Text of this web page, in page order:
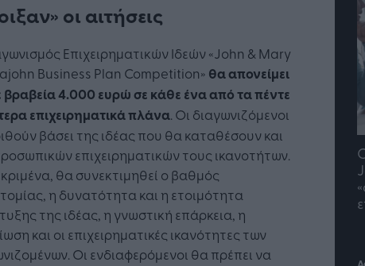
οι αιτήσεις
Επιχειρηματικών Ιδεών «John & Mary
Business Plan Competition» θα απονείμει
βραβεία 4.000 ευρώ σε κάθε ένα από τα πέντε
επιχειρηματικά πλάνα. Οι διαγωνιζόμενοι
βάσει της ιδέας που θα καταθέσουν και
επιχειρηματικών τους ικανοτήτων.
θα συνεκτιμηθεί ο βαθμός
η δυνατότητα και η ετοιμότητα
της ιδέας, η γνωστική επάρκεια, η
και οι επιχειρηματικές ικανότητες των
Οι ενδιαφερόμενοι θα πρέπει να
Νοημοσύνη: το νέο
σύστημα της
Οι προσλήψεις αλλάζουν: To
Jobfind.gr ως στρατηγικός
«σύμμαχος» για κάθε
επιχείρηση και εργαζόμενο